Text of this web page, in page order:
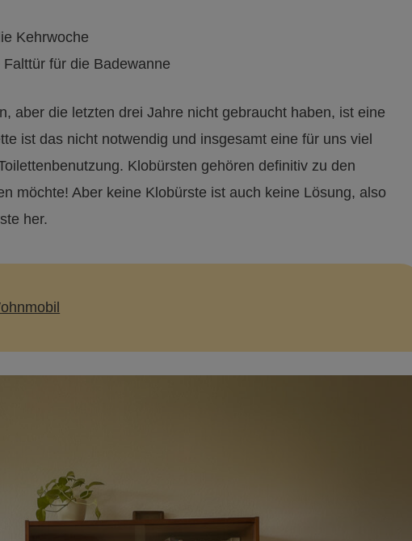
Kehrwoche
für die Badewanne
aber die letzten drei Jahre nicht gebraucht haben, ist eine
ist das nicht notwendig und insgesamt eine für uns viel
Klobürsten gehören definitiv zu den
möchte! Aber keine Klobürste ist auch keine Lösung, also
her.